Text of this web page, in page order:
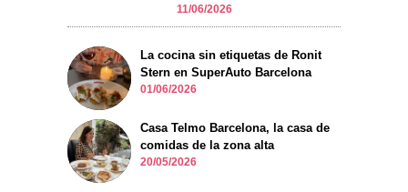
11/06/2026
La cocina sin etiquetas de Ronit
Stern en SuperAuto Barcelona
01/06/2026
Casa Telmo Barcelona, la casa de
comidas de la zona alta
20/05/2026